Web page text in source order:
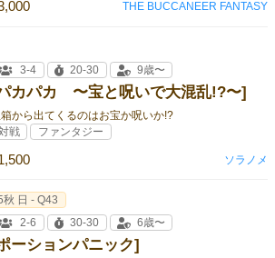
THE BUCCANEER FANTASY
カパカ 〜宝と呪いで大混乱!?〜]
から出てくるのはお宝か呪いか!?
3-4
20-30 9歳〜
戦 ファンタジー
ソラノメ
ーションパニック]
秋 日 - Q43
2-6
30-30 6歳〜